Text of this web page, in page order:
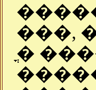
���,
�